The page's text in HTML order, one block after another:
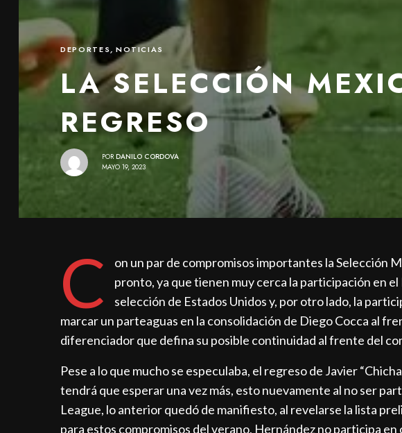
DEPORTES, NOTICIAS
LA SELECCIÓN
REGRESO
POR DANILO CORDOVA
MAYO 19, 2023
C
on un par de compromisos importantes la Selección
pronto, ya que tienen muy cerca la participación en
selección de Estados Unidos y, por otro lado, la
marcar un parteaguas en la consolidación de Diego Cocca al
diferenciador que defina su posible continuidad al frente del
Pese a lo que mucho se especulaba, el regreso de Javier
tendrá que esperar una vez más, esto nuevamente al no ser
League, lo anterior quedó de manifiesto, al revelarse la lista
para estos compromisos del verano, Hernández no participa en